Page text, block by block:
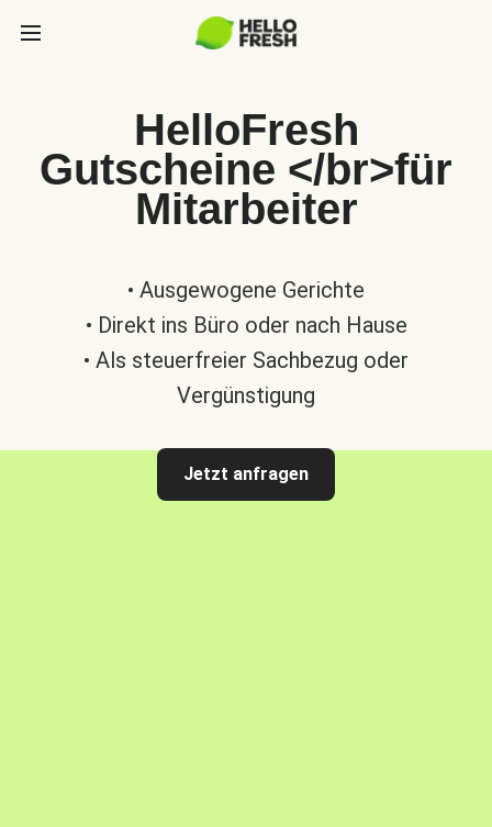
HelloFresh
Gutscheine </br>für
Mitarbeiter
• Ausgewogene Gerichte
• Direkt ins Büro oder nach Hause
• Als steuerfreier Sachbezug oder
Vergünstigung
Jetzt anfragen